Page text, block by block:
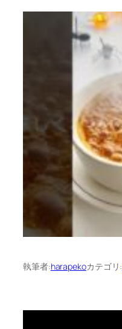
執筆者:harapekoカテゴリ: